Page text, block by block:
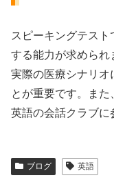
スピーキングテス
する能力が求められ
実際の医療シナリオ
とが重要です。また
英語の会話クラブに
ブログ 英語